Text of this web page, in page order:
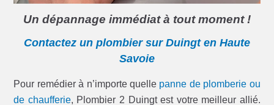
Un dépannage immédiat à tout moment !
Contactez un plombier sur Duingt en Haute
Savoie
Pour remédier à n’importe quelle panne de plomberie ou
de chaufferie, Plombier 2 Duingt est votre meilleur allié.